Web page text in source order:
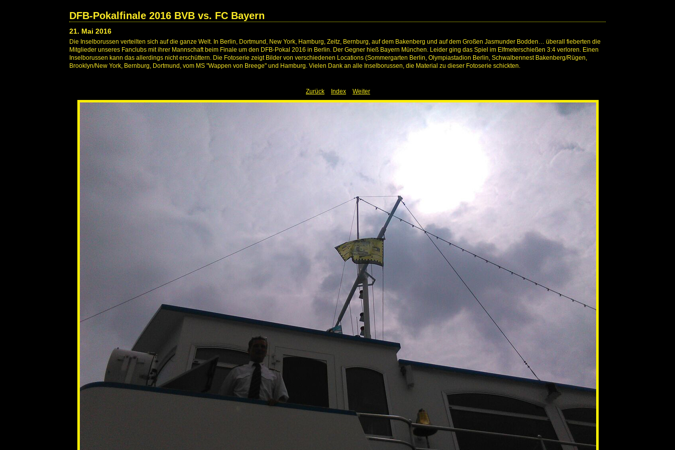
DFB-Pokalfinale 2016 BVB vs. FC Bayern
21. Mai 2016
Die Inselborussen verteilten sich auf die ganze Welt. In Berlin, Dortmund, New York, Hamburg, Zeitz, Bernburg, auf dem Bakenberg und auf dem Großen Jasmunder Bodden… überall fieberten die
Mitglieder unseres Fanclubs mit ihrer Mannschaft beim Finale um den DFB-Pokal 2016 in Berlin. Der Gegner hieß Bayern München. Leider ging das Spiel im Elfmeterschießen 3:4 verloren. Einen
Inselborussen kann das allerdings nicht erschüttern. Die Fotoserie zeigt Bilder von verschiedenen Locations (Sommergarten Berlin, Olympiastadion Berlin, Schwalbennest Bakenberg/Rügen,
Brooklyn/New York, Bernburg, Dortmund, vom MS "Wappen von Breege" und Hamburg. Vielen Dank an alle Inselborussen, die Material zu dieser Fotoserie schickten.
Zurück Index Weiter